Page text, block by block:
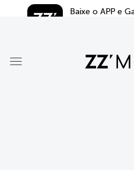
Baixe o APP e